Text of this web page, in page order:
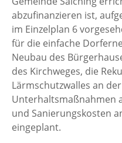
abzufinanzieren ist,
im Einzelplan 6
für die einfache
Neubau des
des Kirchweges, die
Lärmschutzwalles an
Unterhaltsmaßnahmen
und Sanierungskosten
eingeplant.